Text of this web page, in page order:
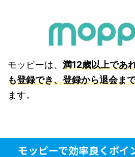
モッピーは、 満12歳以上であ
も登録でき、登録から退会ま
ます。
モッピーで効率良くポイ